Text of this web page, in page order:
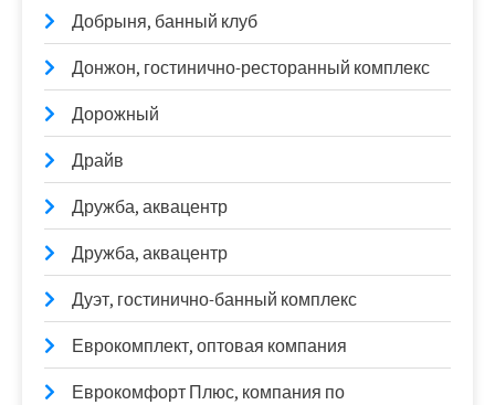
Добрыня, банный клуб
Донжон, гостинично-ресторанный комплекс
Дорожный
Драйв
Дружба, аквацентр
Дружба, аквацентр
Дуэт, гостинично-банный комплекс
Еврокомплект, оптовая компания
Еврокомфорт Плюс, компания по